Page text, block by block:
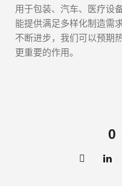
用于包装、汽车、医疗设
能提供满足多样化制造需
不断进步，我们可以预期
更重要的作用。
0